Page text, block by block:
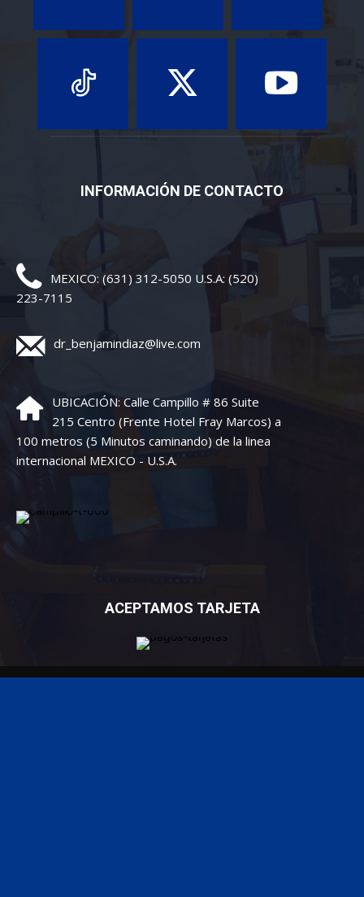
INFORMACIÓN DE CONTACTO
MEXICO: (631) 312-5050 U.S.A: (520)
223-7115
dr_benjamindiaz@live.com
UBICACIÓN: Calle Campillo # 86 Suite
215 Centro (Frente Hotel Fray Marcos) a
100 metros (5 Minutos caminando) de la linea
internacional MEXICO - U.S.A.
ACEPTAMOS TARJETA